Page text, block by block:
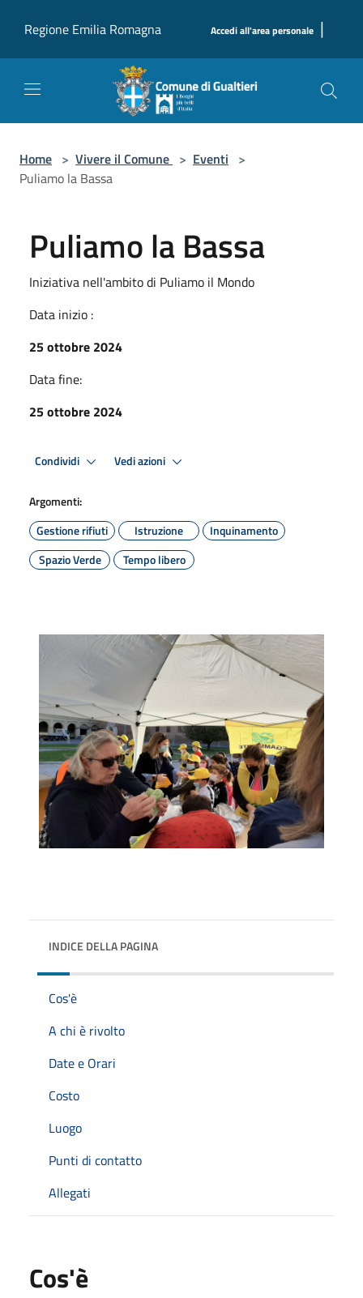
Regione Emilia Romagna
Accedi all'area personale |
Home > Vivere il Comune > Eventi >
Puliamo la Bassa
Puliamo la Bassa
Iniziativa nell'ambito di Puliamo il Mondo
Data inizio :
25 ottobre 2024
Data fine:
25 ottobre 2024
Condividi Vedi azioni
Argomenti:
Gestione rifiuti
Istruzione
Inquinamento
Spazio Verde
Tempo libero
INDICE DELLA PAGINA
Cos'è
A chi è rivolto
Date e Orari
Costo
Luogo
Punti di contatto
Allegati
Cos'è